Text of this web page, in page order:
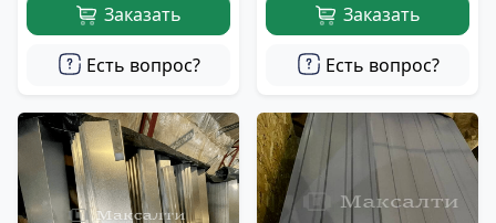
Заказать
Есть вопрос?
Заказать
Есть вопрос?